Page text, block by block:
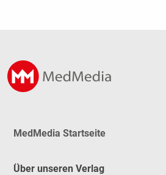
MedMedia Startseite
Über unseren Verlag